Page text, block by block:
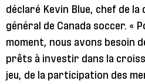
déclaré Kevin Blue, chef de
général de Canada soccer. «
moment, nous avons besoin
prêts à investir dans la
jeu, de la participation des